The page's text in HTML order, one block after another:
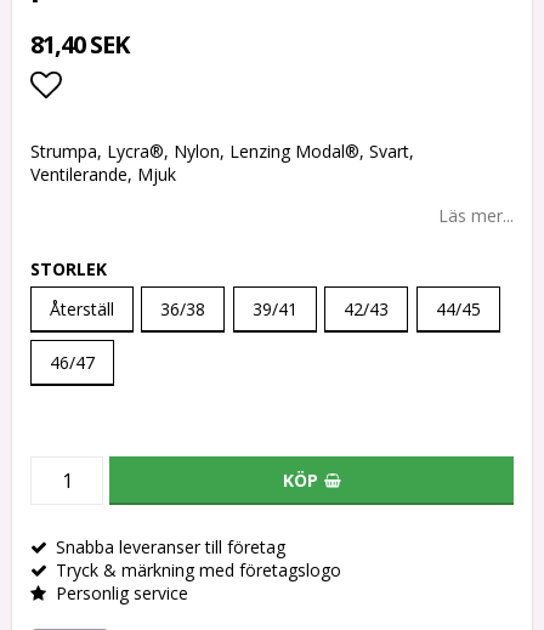
81,40 SEK
Strumpa, Lycra®, Nylon, Lenzing Modal®, Svart,
Ventilerande, Mjuk
Läs mer...
STORLEK
Återställ
36/38 39/41 42/43 44/45
46/47
KÖP
Snabba leveranser till företag
Tryck & märkning med företagslogo
Personlig service